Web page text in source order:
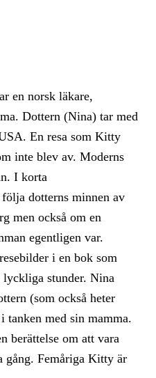
en norsk läkare,
Dottern (Nina) tar med
En resa som Kitty
inte blev av. Moderns
I korta
dotterns minnen av
men också om en
egentligen var.
i en bok som
lyckliga stunder. Nina
(som också heter
med sin mamma.
berättelse om att vara
gång. Femåriga Kitty är